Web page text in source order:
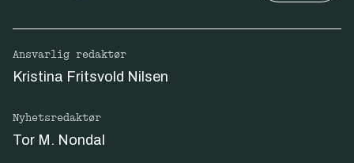
Ansvarlig redaktør
Kristina Fritsvold Nilsen
Nyhetsredaktør
Tor M. Nondal